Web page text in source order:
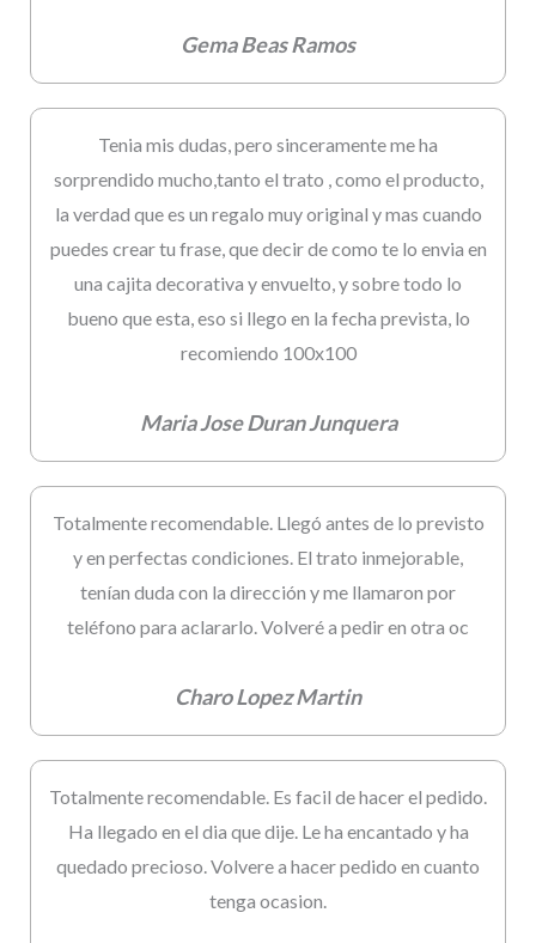
Gema Beas Ramos
Tenia mis dudas, pero sinceramente me ha
sorprendido mucho,tanto el trato , como el producto,
la verdad que es un regalo muy original y mas cuando
puedes crear tu frase, que decir de como te lo envia en
una cajita decorativa y envuelto, y sobre todo lo
bueno que esta, eso si llego en la fecha prevista, lo
recomiendo 100x100
Maria Jose Duran Junquera
Totalmente recomendable. Llegó antes de lo previsto
y en perfectas condiciones. El trato inmejorable,
tenían duda con la dirección y me llamaron por
teléfono para aclararlo. Volveré a pedir en otra oc
Charo Lopez Martin
Totalmente recomendable. Es facil de hacer el pedido.
Ha llegado en el dia que dije. Le ha encantado y ha
quedado precioso. Volvere a hacer pedido en cuanto
tenga ocasion.